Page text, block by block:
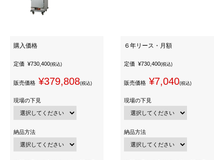
購入価格
定価 ¥730,400(税込)
販売価格 ¥379,808(税込)
現場の下見
納品方法
６年リース・月額
定価 ¥730,400(税込)
販売価格 ¥7,040(税込)
現場の下見
納品方法